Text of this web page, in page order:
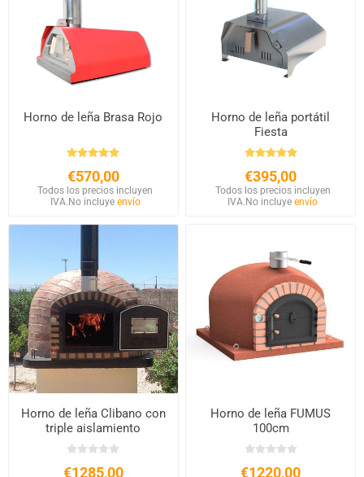
Horno de leña Brasa Rojo
€570,00
Todos los precios incluyen
IVA. No incluye envío
Horno de leña portátil
Fiesta
€395,00
Todos los precios incluyen
IVA. No incluyeenvío
Horno de leña Clibano con
triple aislamiento
€1285,00
Horno de leña FUMUS
100cm
€1220,00